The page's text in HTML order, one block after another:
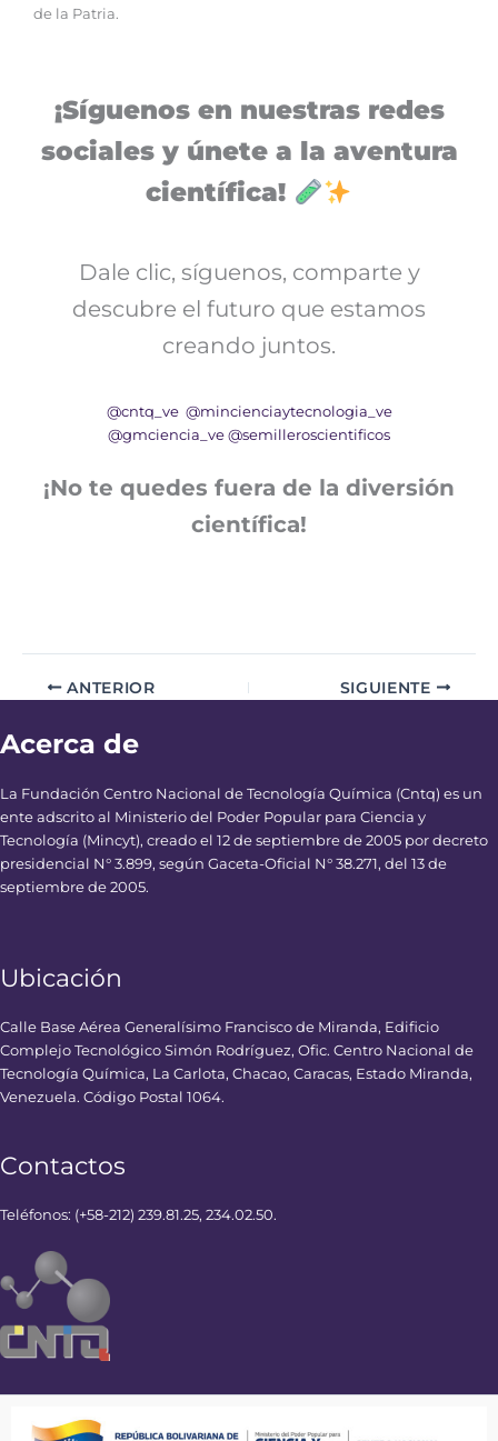
de la Patria.
¡Síguenos en nuestras redes
sociales y únete a la aventura
científica!
Dale clic, síguenos, comparte y
descubre el futuro que estamos
creando juntos.
@cntq_ve @mincienciaytecnologia_ve
@gmciencia_ve @semilleroscientificos
¡No te quedes fuera de la diversión
científica!
ANTERIOR SIGUIENTE
Acerca de
La Fundación Centro Nacional de Tecnología Química (Cntq) es un
ente adscrito al Ministerio del Poder Popular para Ciencia y
Tecnología (Mincyt), creado el 12 de septiembre de 2005 por decreto
presidencial N° 3.899, según Gaceta-Oficial N° 38.271, del 13 de
septiembre de 2005.
Ubicación
Calle Base Aérea Generalísimo Francisco de Miranda, Edificio
Complejo Tecnológico Simón Rodríguez, Ofic. Centro Nacional de
Tecnología Química, La Carlota, Chacao, Caracas, Estado Miranda,
Venezuela. Código Postal 1064.
Contactos
Teléfonos: (+58-212) 239.81.25, 234.02.50.